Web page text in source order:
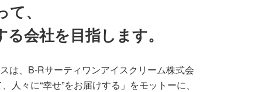
、
会社を目指します。
、B-Rサーティワンアイスクリーム株式会
人々に“幸せ”をお届けする」をモットーに、